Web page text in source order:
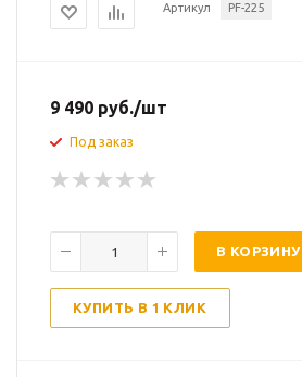
Артикул PF-225
9 490 руб./шт
Под заказ
В КОРЗИНУ
КУПИТЬ В 1 КЛИК